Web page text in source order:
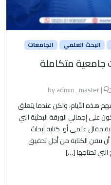
البحث العلمي الجامعات
جامعية متكاملة
admin_master|
هذه الأيام، ولكن عندما يتعلق
على إجمالي الورقة البحثية التي
مقال علمي أو كتابة ابحاث
أن تتقن الكتابة من أجل تحقيق
تحتاجها […]